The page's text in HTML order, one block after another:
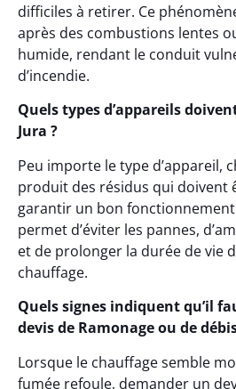
difficiles à retirer. Ce
après des combustions lentes
humide, rendant le conduit
d’incendie.
Quels types d’appareils
Jura ?
Peu importe le type d’appareil,
produit des résidus qui doivent
garantir un bon
permet d’éviter les pannes,
et de prolonger la durée de vie
chauffage.
Quels signes indiquent qu’il
devis de Ramonage ou de
Lorsque le chauffage semble
fumée refoule, demander un